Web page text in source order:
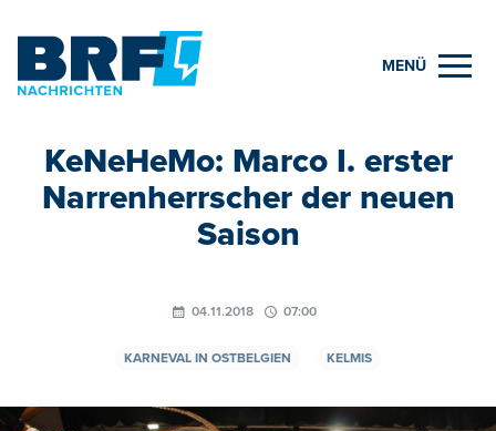
MENÜ
KeNeHeMo: Marco I. erster
Narrenherrscher der neuen
Saison
04.11.2018 07:00
KARNEVAL IN OSTBELGIEN KELMIS